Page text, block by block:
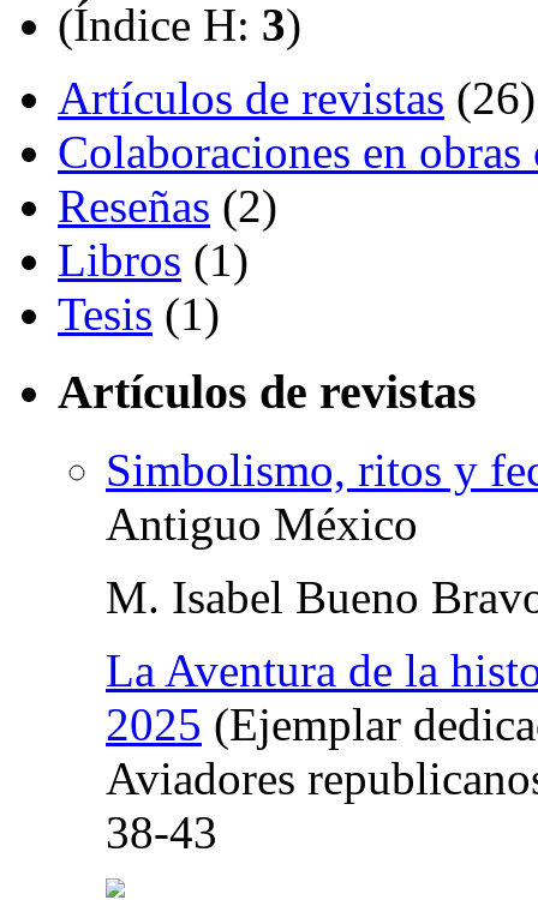
(Índice H: 3)
Artículos de revistas (26)
Colaboraciones en
Reseñas (2)
Libros (1)
Tesis (1)
Artículos de revistas
Simbolismo, ritos y
Antiguo México
M. Isabel Bueno
La Aventura de la
2025 (Ejemplar
Aviadores
38-43